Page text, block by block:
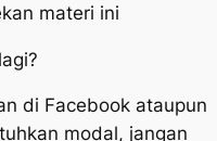
materi ini
di Facebook ataupun
modal, jangan